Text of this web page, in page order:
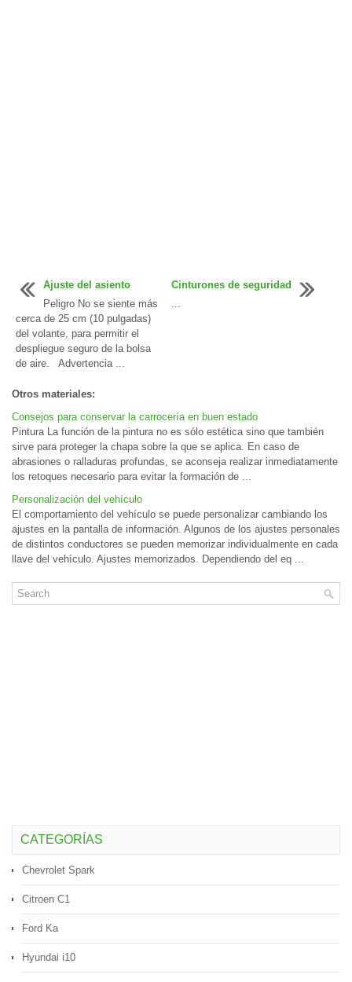
Ajuste del asiento
Peligro No se siente más
cerca de 25 cm (10 pulgadas)
del volante, para permitir el
despliegue seguro de la bolsa
de aire. Advertencia ...
Cinturones de seguridad
...
Otros materiales:
Consejos para conservar la carrocería en buen estado
Pintura La función de la pintura no es sólo estética sino que también
sirve para proteger la chapa sobre la que se aplica. En caso de
abrasiones o ralladuras profundas, se aconseja realizar inmediatamente
los retoques necesario para evitar la formación de ...
Personalización del vehículo
El comportamiento del vehículo se puede personalizar cambiando los
ajustes en la pantalla de información. Algunos de los ajustes personales
de distintos conductores se pueden memorizar individualmente en cada
llave del vehículo. Ajustes memorizados. Dependiendo del eq ...
CATEGORÍAS
Chevrolet Spark
Citroen C1
Ford Ka
Hyundai i10